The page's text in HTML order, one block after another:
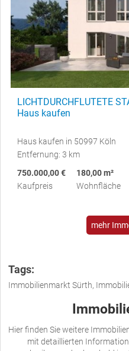
LICHTDURCHFLUTETE
Haus kaufen
Haus kaufen in 50997 Köln
Entfernung: 3 km
750.000,00 €
Kaufpreis
180,00 m²
Wohnfläche
mehr
Tags:
Immobilienmarkt Sürth,
Hier finden Sie weitere
mit detaillierten